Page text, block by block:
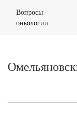
Вопросы
онкологии